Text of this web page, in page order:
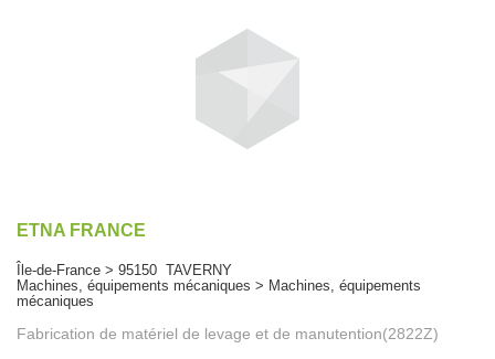
ETNA FRANCE
Île-de-France > 95150 TAVERNY
Machines, équipements mécaniques > Machines, équipements
mécaniques
Fabrication de matériel de levage et de manutention(2822Z)